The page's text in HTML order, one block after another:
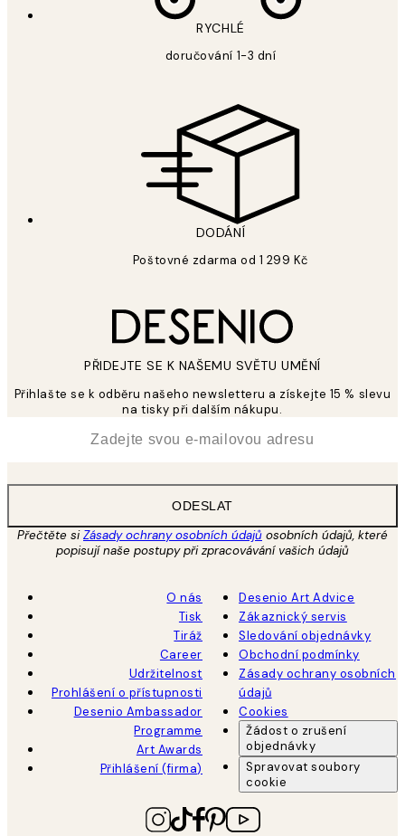
RYCHLÉ
doručování 1-3 dní
DODÁNÍ
Poštovné zdarma od 1 299 Kč
PŘIDEJTE SE K NAŠEMU SVĚTU UMĚNÍ
Přihlašte se k odběru našeho newsletteru a získejte 15 % slevu
na tisky při dalším nákupu.
ODESLAT
Přečtěte siZásady ochrany osobních údajů osobních údajů, které
popisují naše postupy při zpracovávání vašich údajů
O nás
Tisk
Tiráž
Career
Udržitelnost
Prohlášení o přístupnosti
Desenio Ambassador
Programme
Art Awards
Přihlášení (firma)
Desenio Art Advice
Zákaznický servis
Sledování objednávky
Obchodní podmínky
Zásady ochrany osobních
údajů
Cookies
Žádost o zrušení
objednávky
Spravovat soubory
cookie